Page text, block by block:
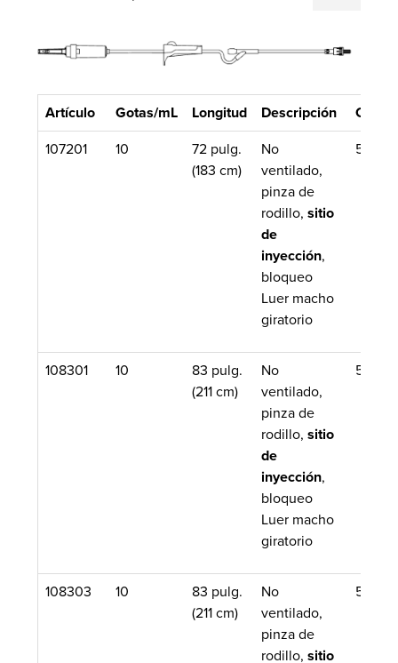
Artículo Gotas/mL Longitud Descripción Cant./
107201 10
72 pulg.
(183 cm)
No
ventilado,
pinza de
rodillo, sitio
de
inyección,
bloqueo
Luer macho
giratorio
50/
108301 10
83 pulg.
(211 cm)
No
ventilado,
pinza de
rodillo, sitio
de
inyección,
bloqueo
Luer macho
giratorio
50/
108303 10
83 pulg.
(211 cm)
No
ventilado,
pinza de
rodillo, sitio
50/